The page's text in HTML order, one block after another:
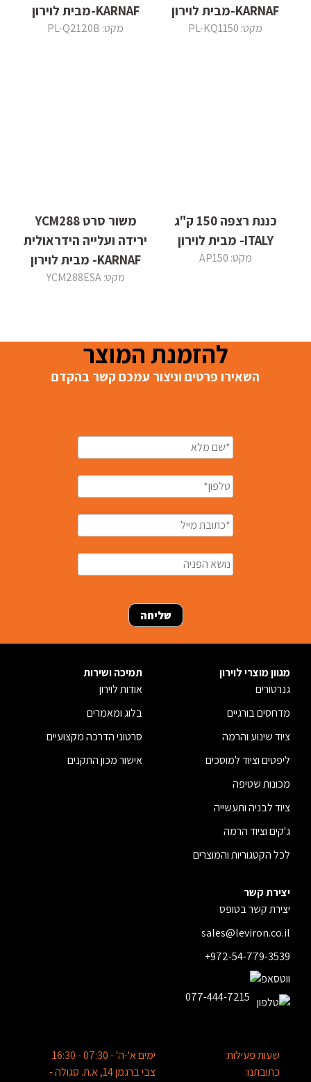
KARNAF-מבית לוירון
מקט: PL-KQ1150
KARNAF-מבית לוירון
מקט: PL-Q2120B
כננת רצפה 150 ק"ג
ITALY- מבית לוירון
מקט: AP150
משור סרט YCM288
ירידה ועלייה הידראולית
KARNAF- מבית לוירון
מקט: YCM288ESA
להזמנת המוצר
השאירו פרטים וניצור עמכם קשר בהקדם
מגוון מוצרי לוירון
גנרטורים
מדחסים בורגיים
ציוד שינוע והרמה
ליפטים וציוד למוסכים
מכונות שטיפה
ציוד לבניה ותעשייה
ג'קים וציוד הרמה
לכל הקטגוריות והמוצרים
תמיכה ושירות
אודות לוירון
בלוג ומאמרים
סרטוני הדרכה מקצועיים
אישור מכון התקנים
יצירת קשר
יצירת קשר בטופס
sales@leviron.co.il
+972-54-779-3539
077-444-7215
שעות פעילות:
ימים א'-ה' - 07:30 - 16:30
כתובתנו:
צבי ברגמן 14, א.ת. סגולה -